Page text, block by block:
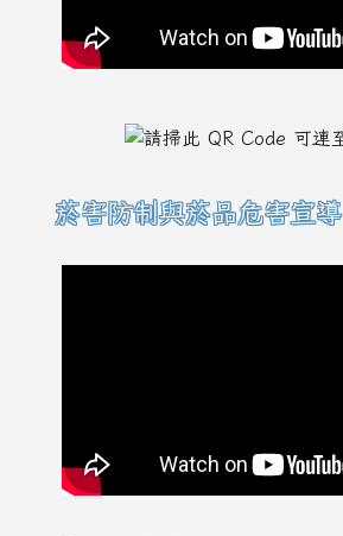
菸害防制與菸品危害宣導